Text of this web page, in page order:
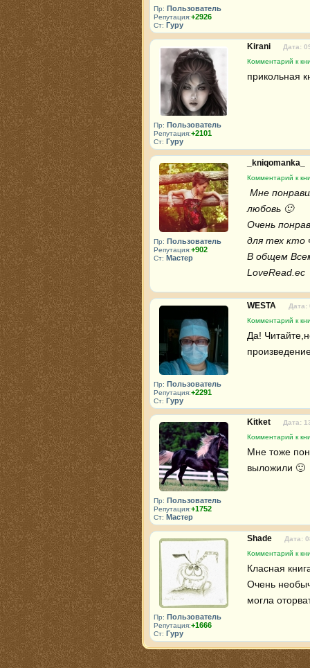
Пр: Пользователь
Репутация:+2926
Ст: Гуру
Пр: Пользователь
Репутация:+2101
Ст: Гуру
Kirani
Дата:
Комментарий к
прикольная
Пр: Пользователь
Репутация:+902
Ст: Мастер
_kniqomanka_
Комментарий к
любовь 🙂
Очень
для тех кто
В общем
LoveRead.ec
Пр: Пользователь
Репутация:+2291
Ст: Гуру
WESTA
Дата:
Комментарий к
Да!
Пр: Пользователь
Репутация:+1752
Ст: Мастер
Kitket
Дата:
Комментарий к
Мне тоже
выложили 🙂
Пр: Пользователь
Репутация:+1666
Ст: Гуру
Shade
Дата:
Комментарий к
Класная
Очень
могла